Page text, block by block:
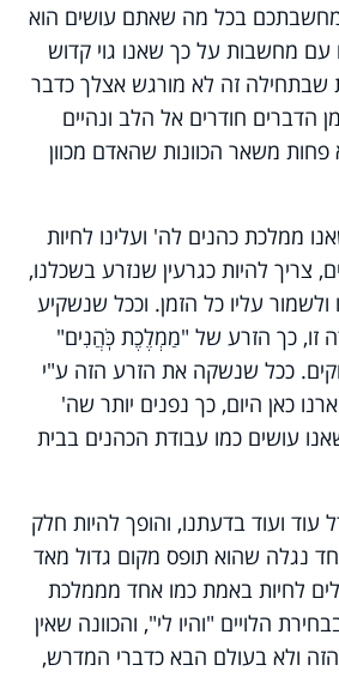
בכל מה שאתם עושים הוא
מחשבות על כך שאנו גוי קדוש
שבתחילה זה לא מורגש אצלך כדבר
הדברים חודרים אל הלב ונהיים
פחות משאר הכוונות שהאדם מכוון
ממלכת כהנים לה' ועלינו לחיות
צריך להיות כגרעין שנזרע בשכלנו,
ולשמור עליו כל הזמן. וככל שנשקיע
זו, כך הזרע של "מַמְלֶכֶת כֹּֽהֲנִים"
ככל שנשקה את הזרע הזה ע"י
כאן היום, כך נפנים יותר שה'
עושים כמו עבודת הכהנים בבית
עוד ועוד בדעתנו, והופך להיות חלק
נגלה שהוא תופס מקום גדול מאד
לחיות באמת כמו אחד מממלכת
הלויים "והיו לי", והכוונה שאין
ולא בעולם הבא כדברי המדרש,